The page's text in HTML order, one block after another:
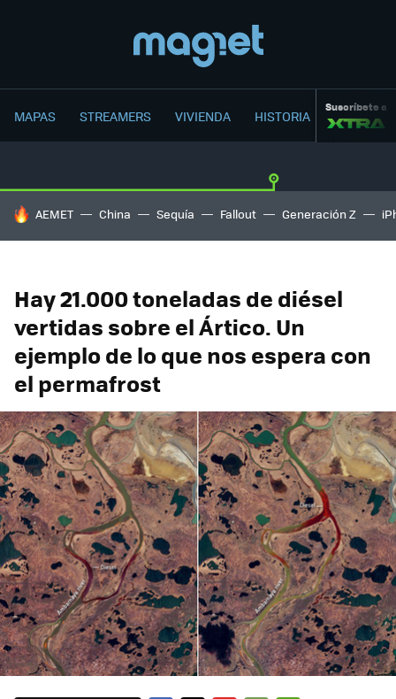
MAPAS STREAMERS VIVIENDA HISTORIA Suscríbete a
HOY SE HABLA DE
AEMET China Sequía Fallout Generación Z
Hay 21.000 toneladas de diésel
vertidas sobre el Ártico. Un
ejemplo de lo que nos espera con
el permafrost